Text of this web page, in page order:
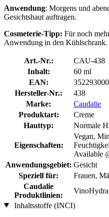
Anwendung: Morgens und
Gesichtshaut auftragen.
Cosmeterie-Tipp: Für noch
Anwendung in den Kühlschrank.
Art.-Nr.:
CAU-438
Inhalt:
60 ml
EAN:
Hersteller-Nr.:
438
Marke:
Caudalie
Produktart:
Creme
Hauttyp:
Normale
Eigenschaften:
Vegan,
Available
Anwendungsgebiet: Gesicht
Speziell für:
Frauen,
Caudalie
Produktlinien:
VinoHydra
Inhaltsstoffe (INCI)